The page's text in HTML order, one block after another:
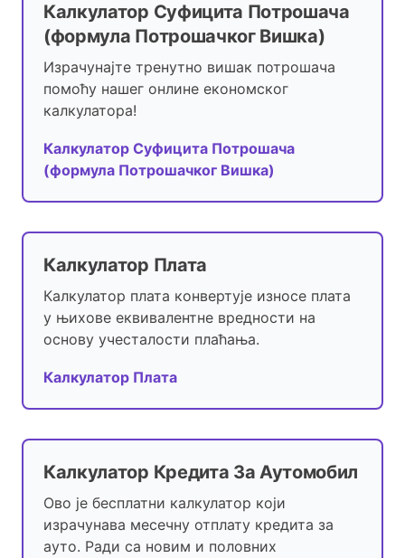
Калкулатор Суфицита Потрошача
(формула Потрошачког Вишка)
Израчунајте тренутно вишак потрошача
помоћу нашег онлине економског
калкулатора!
Калкулатор Суфицита Потрошача
(формула Потрошачког Вишка)
Калкулатор Плата
Калкулатор плата конвертује износе плата
у њихове еквивалентне вредности на
основу учесталости плаћања.
Калкулатор Плата
Калкулатор Кредита За Аутомобил
Ово је бесплатни калкулатор који
израчунава месечну отплату кредита за
ауто. Ради са новим и половних